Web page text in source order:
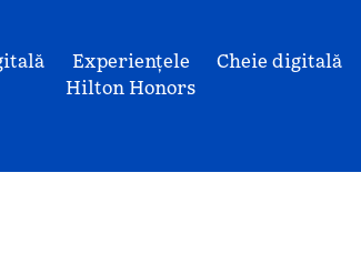
Experiențele
Hilton Honors
Cheie digitală